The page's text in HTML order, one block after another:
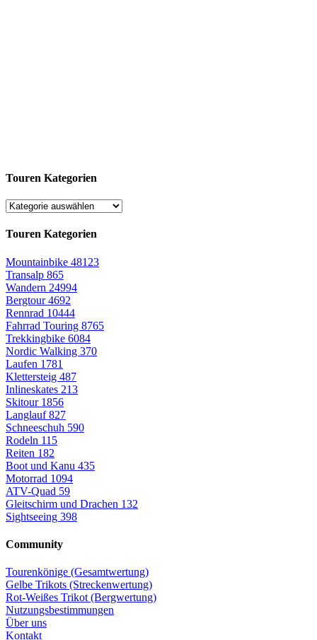
Touren Kategorien
Touren Kategorien
Mountainbike 48123
Transalp 865
Wandern 24994
Bergtour4692
Rennrad 10444
Fahrrad Touring 8765
Trekkingbike 6084
Nordic Walking 370
Laufen 1781
Klettersteig 487
Inlineskates 213
Skitour 1856
Langlauf827
Schneeschuh 590
Rodeln 115
Reiten 182
Boot und Kanu 435
Motorrad 1094
ATV-Quad 59
Gleitschirm und Drachen 132
Sightseeing 398
Community
Tourenkönige (Gesamtwertung)
Gelbe Trikots (Streckenwertung)
Rot-Weißes Trikot (Bergwertung)
Nutzungsbestimmungen
Über uns
Kontakt